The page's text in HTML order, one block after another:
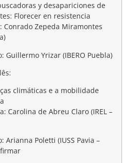
y desapariciones de
Florecer en resistencia
Conrado Zepeda Miramontes
Guillermo Yrizar (IBERO Puebla)
climáticas e a mobilidade
Carolina de Abreu Claro (IREL –
Arianna Poletti (IUSS Pavia –